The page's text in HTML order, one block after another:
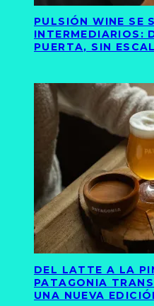
PULSIÓN WINE SE
INTERMEDIARIOS:
PUERTA, SIN
DEL LATTE A LA
PATAGONIA
UNA NUEVA